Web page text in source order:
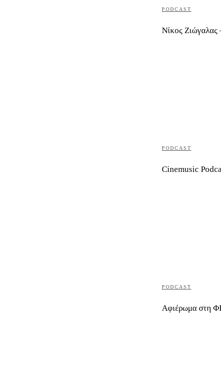
PODCAST
Νίκος Ζιώγαλας
PODCAST
Cinemusic
PODCAST
Αφιέρωμα στη